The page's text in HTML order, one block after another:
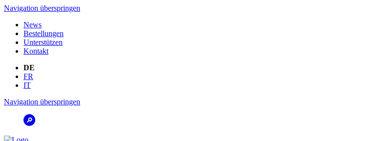
Navigation überspringen
News
Bestellungen
Unterstützen
Kontakt
DE
FR
IT
Navigation überspringen